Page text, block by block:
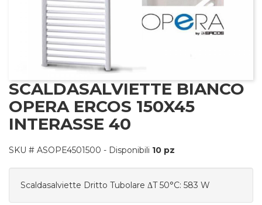
SCALDASALVIETTE BIANCO
OPERA ERCOS 150X45
INTERASSE 40
SKU # ASOPE4501500 - Disponibili 10 pz
Scaldasalviette Dritto Tubolare ΔT 50°C: 583 W